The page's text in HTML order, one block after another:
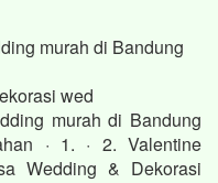
murah di Bandung
wed
murah di Bandung
· 1. · 2. Valentine
Wedding & Dekorasi